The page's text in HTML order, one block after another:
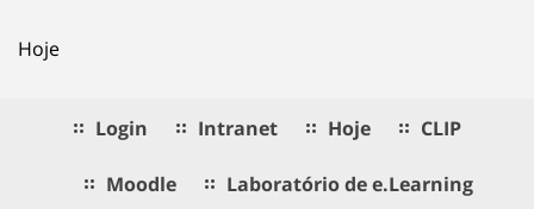
Hoje
Login Intranet Hoje CLIP
Moodle Laboratório de e.Learning